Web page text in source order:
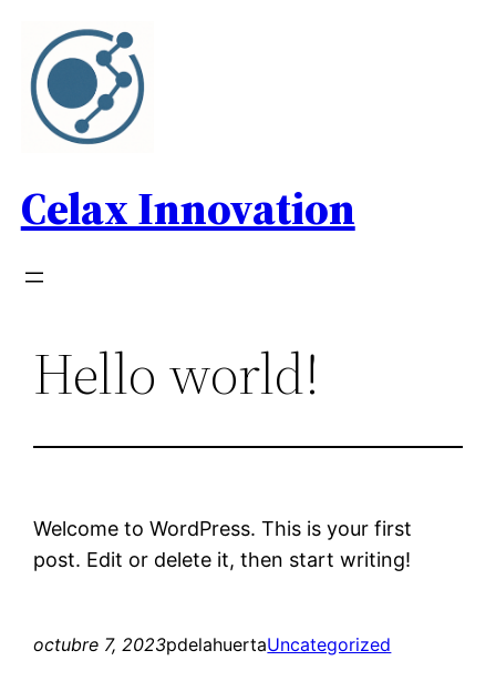
contenido
Celax Innovation
Hello world!
Welcome to WordPress. This is your first
post. Edit or delete it, then start writing!
octubre 7, 2023pdelahuertaUncategorized